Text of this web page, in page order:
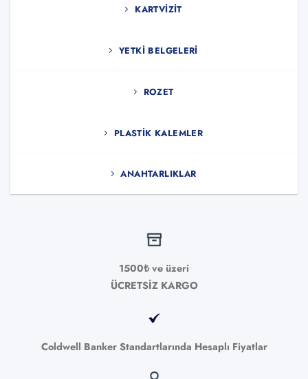
KARTVIZIT
YETKI BELGELERI
ROZET
PLASTIK KALEMLER
ANAHTARLIKLAR
1500₺ ve üzeri
ÜCRETSİZ KARGO
Coldwell Banker Standartlarında Hesaplı Fiyatlar